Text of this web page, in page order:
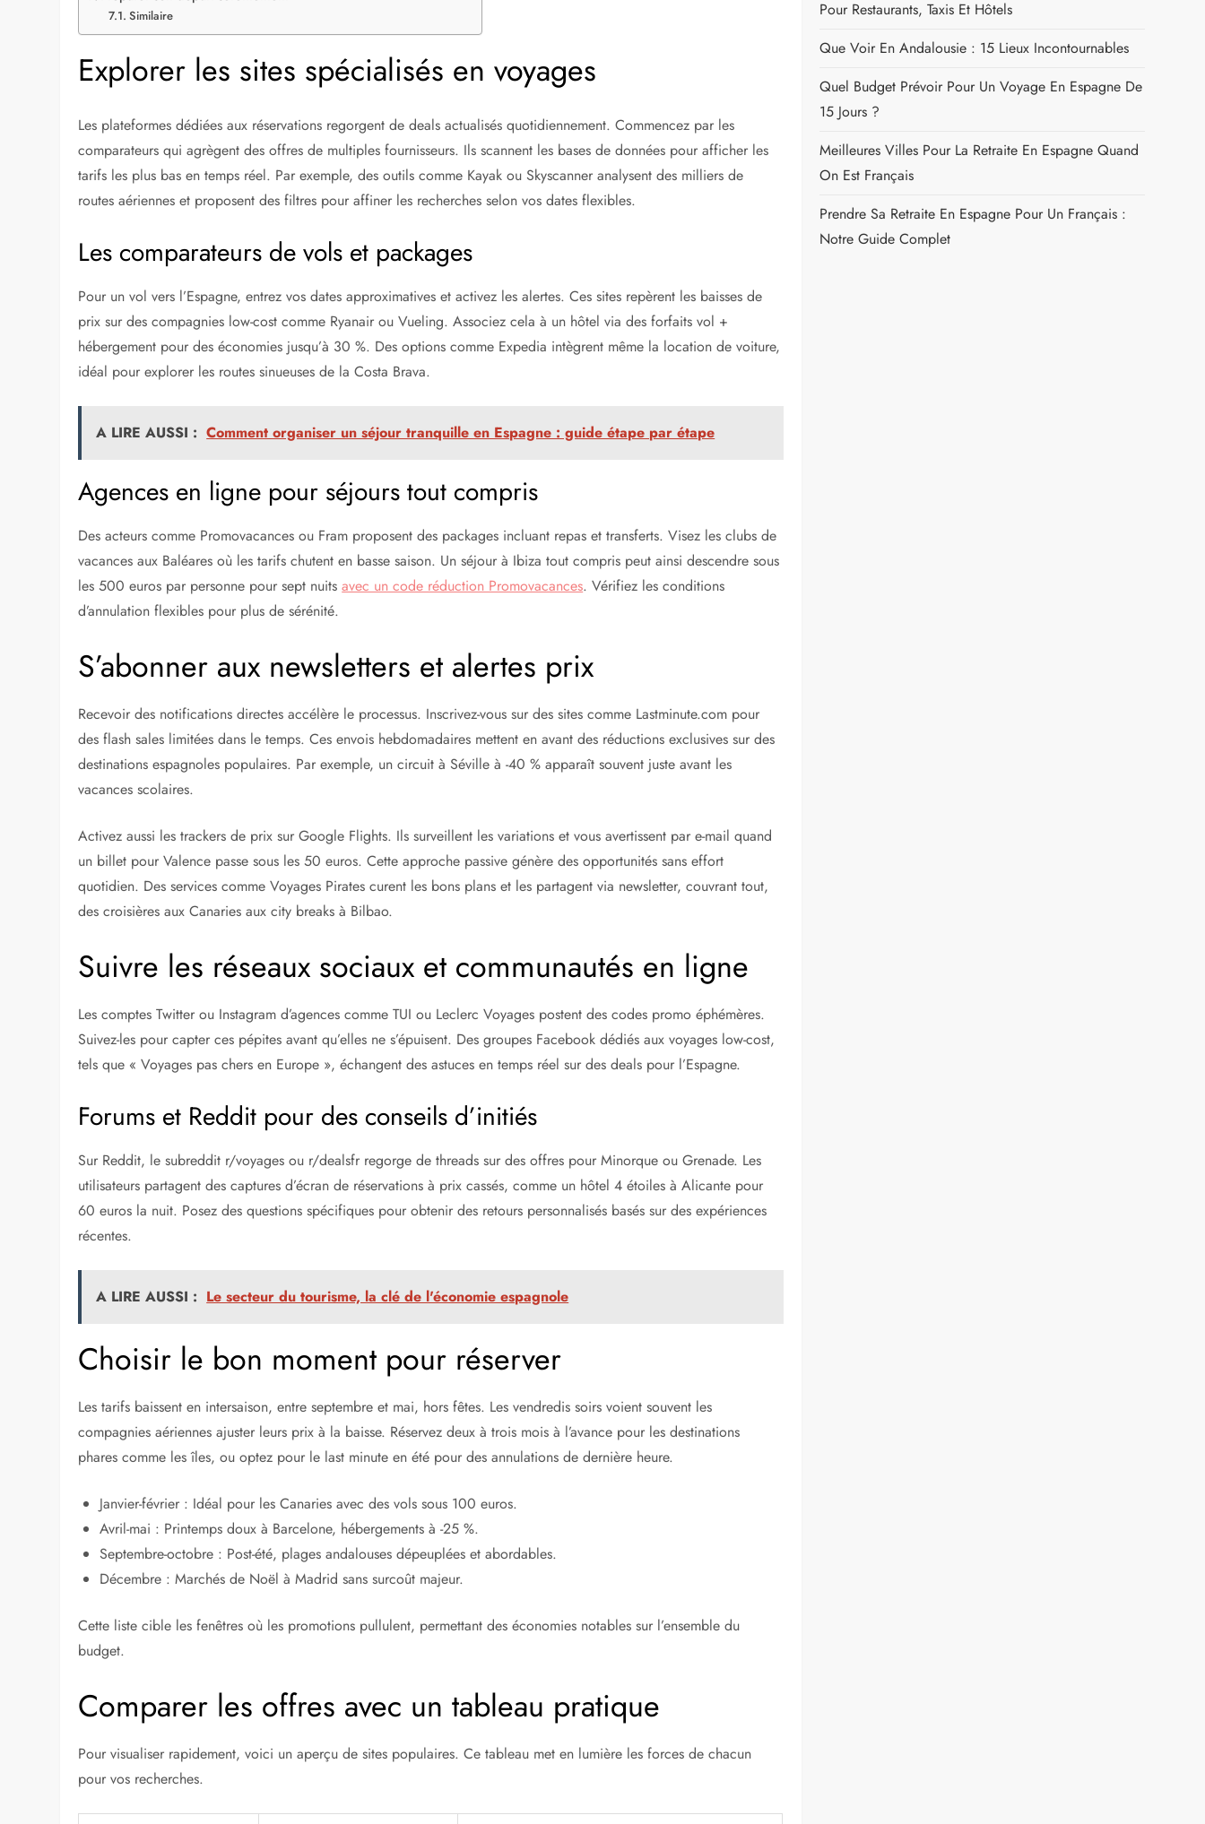
Sommaire
Explorer les sites spécialisés en voyages
Les comparateurs de vols et packages
S’abonner aux newsletters et alertes prix
Suivre les réseaux sociaux et communautés en ligne
Forums et Reddit pour des conseils d’initiés
Choisir le bon moment pour réserver
Comparer les offres avec un tableau pratique
Gérer le budget global
Préparer son départ sereinement
Explorer les sites spécialisés en voyages
tarifs les plus bas en temps réel. Par exemple, des outils comme Kayak ou Skyscanner analysent des milliers de
Les comparateurs de vols et packages
Pour un vol vers l’Espagne, entrez vos dates approximatives et activez les alertes. Ces sites repèrent les baisses de
prix sur des compagnies low-cost comme Ryanair ou Vueling. Associez cela à un hôtel via des forfaits vol +
hébergement pour des économies jusqu’à 30 %. Des options comme Expedia intègrent même la location de voiture,
Agences en ligne pour séjours tout compris
vacances aux Baléares où les tarifs chutent en basse saison. Un séjour à Ibiza tout compris peut ainsi descendre sous
les 500 euros par personne pour sept nuitsavec un code réduction Promovacances . Vérifiez les conditions
d’annulation flexibles pour plus de sérénité.
S’abonner aux newsletters et alertes prix
Recevoir des notifications directes accélère le processus. Inscrivez-vous sur des sites comme Lastminute.com pour
des flash sales limitées dans le temps. Ces envois hebdomadaires mettent en avant des réductions exclusives sur des
destinations espagnoles populaires. Par exemple, un circuit à Séville à -40 % apparaît souvent juste avant les
vacances scolaires.
Activez aussi les trackers de prix sur Google Flights. Ils surveillent les variations et vous avertissent par e-mail quand
un billet pour Valence passe sous les 50 euros. Cette approche passive génère des opportunités sans effort
quotidien. Des services comme Voyages Pirates curent les bons plans et les partagent via newsletter, couvrant tout,
des croisières aux Canaries aux city breaks à Bilbao.
Suivre les réseaux sociaux et communautés en ligne
Suivez-les pour capter ces pépites avant qu’elles ne s’épuisent. Des groupes Facebook dédiés aux voyages low-cost,
Forums et Reddit pour des conseils d’initiés
Sur Reddit, le subreddit r/voyages ou r/dealsfr regorge de threads sur des offres pour Minorque ou Grenade. Les
utilisateurs partagent des captures d’écran de réservations à prix cassés, comme un hôtel 4 étoiles à Alicante pour
récentes.
A LIRE AUSSI : Le secteur du tourisme, la clé de l'économie espagnole
Choisir le bon moment pour réserver
compagnies aériennes ajuster leurs prix à la baisse. Réservez deux à trois mois à l’avance pour les destinations
phares comme les îles, ou optez pour le last minute en été pour des annulations de dernière heure.
Janvier-février : Idéal pour les Canaries avec des vols sous 100 euros.
Emplacement Et Conseils Pratiques
Prix D'une Cartouche De Cigarette Duty Free À
Madrid En 2026 : Tarifs Et Conseils Pour Vos Achats
Prix Des Cigarettes À La Jonquera En 2026 : Tarifs
Complets Par Marque
NOS DERNIÈRES PUBLICATIONS
VOYAGE
Pourboire En Espagne : Montants Recommandés